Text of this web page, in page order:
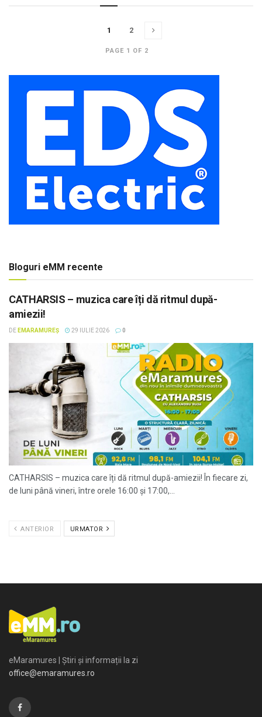
PAGE 1 OF 2
1 2
Bloguri eMM recente
CATHARSIS – muzica care îți dă ritmul după-
amiezii!
DE EMARAMUREȘ 29 IULIE 2026 0
CATHARSIS – muzica care îți dă ritmul după-amiezii! În fiecare zi,
de luni până vineri, între orele 16:00 și 17:00,...
ANTERIOR URMATOR
eMaramures | Știri și informații la zi
office@emaramures.ro